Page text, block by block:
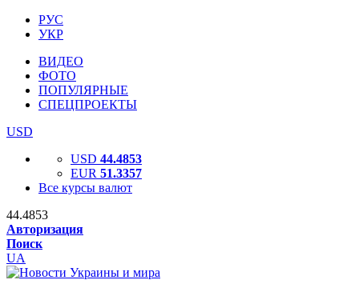
РУС
УКР
ВИДЕО
ФОТО
ПОПУЛЯРНЫЕ
СПЕЦПРОЕКТЫ
USD
USD 44.4853
EUR 51.3357
Все курсы валют
44.4853
Авторизация
Поиск
UA